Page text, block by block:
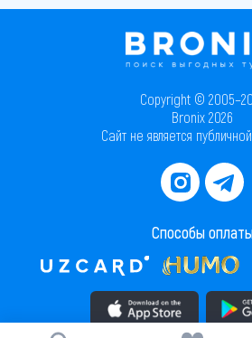
Copyright ©
Bronix 2026
Сайт не является
Способы
Скачать приложение в